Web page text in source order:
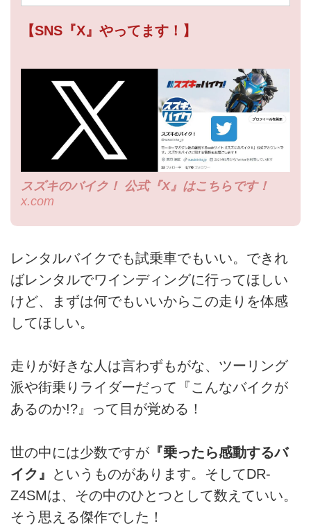
【SNS『X』やってます！】
スズキのバイク！ 公式『X』はこちらです！
x.com
レンタルバイクでも試乗車でもいい。できれ
ばレンタルでワインディングに行ってほしい
けど、まずは何でもいいからこの走りを体感
してほしい。
走りが好きな人は言わずもがな、ツーリング
派や街乗りライダーだって『こんなバイクが
あるのか!?』って目が覚める！
世の中には少数ですが 『乗ったら感動するバ
イク』
というものがあります。そしてDR-
Z4SMは、その中のひとつとして数えていい。
そう思える傑作でした！